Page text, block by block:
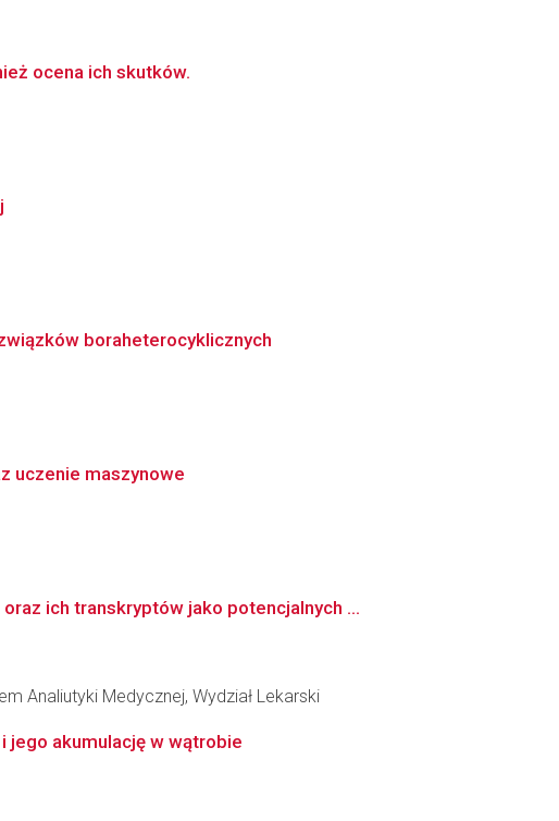
ocena ich skutków.
boraheterocyklicznych
uczenie maszynowe
ich transkryptów jako potencjalnych ...
Analiutyki Medycznej, Wydział Lekarski
jego akumulację w wątrobie